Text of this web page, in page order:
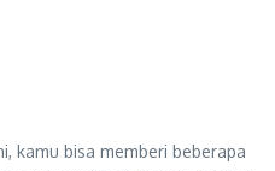
kamu bisa memberi beberapa